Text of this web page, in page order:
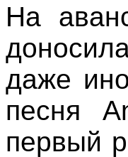
На
даже
песня
первый